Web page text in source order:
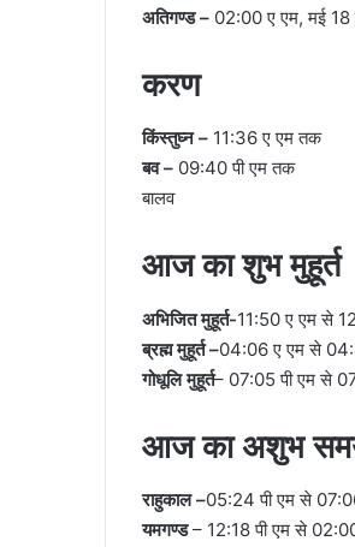
अतिगण्ड – 02:00 ए एम, मई
करण
किंस्तुघ्न – 11:36 ए एम तक
बव – 09:40 पी एम तक
बालव
आज का शुभ मुहूर्त
अभिजित मुहूर्त-11:50 ए एम से
ब्रह्म मुहूर्त –04:06 ए एम से
गोधूलि मुहूर्त– 07:05 पी एम से
आज का अशुभ
राहुकाल –05:24 पी एम से
यमगण्ड– 12:18 पी एम से